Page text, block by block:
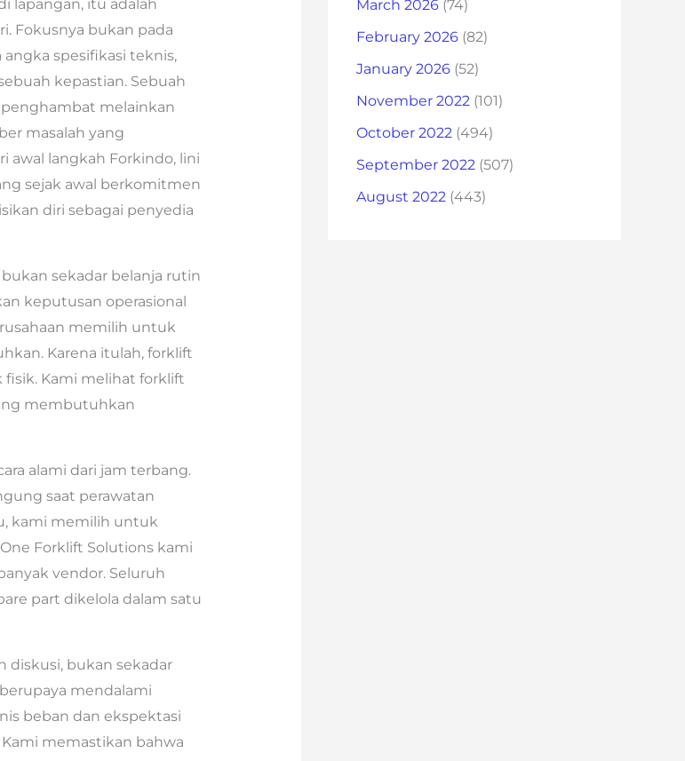
lapangan, itu adalah
Fokusnya bukan pada
spesifikasi teknis,
kepastian. Sebuah
melainkan
masalah yang
awal langkah Forkindo, lini
sejak awal berkomitmen
diri sebagai penyedia
sekadar belanja rutin
keputusan operasional
memilih untuk
Karena itulah, forklift
Kami melihat forklift
membutuhkan
alami dari jam terbang.
saat perawatan
kami memilih untuk
Forklift Solutions kami
vendor. Seluruh
part dikelola dalam satu
diskusi, bukan sekadar
mendalami
beban dan ekspektasi
memastikan bahwa
March 2026 (74)
February 2026 (82)
January 2026 (52)
November 2022 (101)
October 2022 (494)
September 2022 (507)
August 2022 (443)